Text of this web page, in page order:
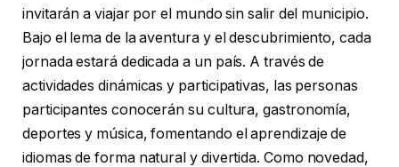
invitarán a viajar por el mundo sin salir del municipio.
Bajo el lema de la aventura y el descubrimiento, cada
jornada estará dedicada a un país. A través de
actividades dinámicas y participativas, las personas
participantes conocerán su cultura, gastronomía,
deportes y música, fomentando el aprendizaje de
idiomas de forma natural y divertida. Como novedad,